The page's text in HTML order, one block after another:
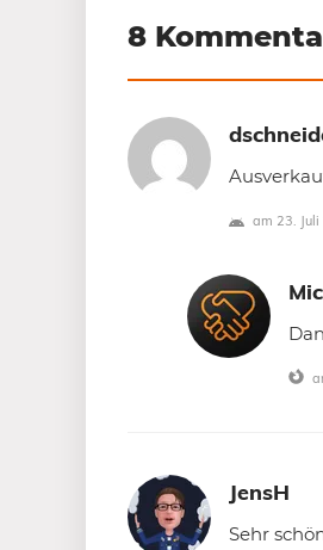
8
am 23.
JensH
Sehr